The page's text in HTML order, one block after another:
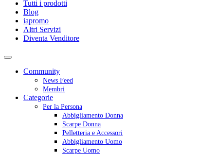
Tutti i prodotti
Blog
iapromo
Altri Servizi
Diventa Venditore
Community
News Feed
Membri
Categorie
Per la Persona
Abbigliamento Donna
Scarpe Donna
Pelletteria e Accessori
Abbigliamento Uomo
Scarpe Uomo